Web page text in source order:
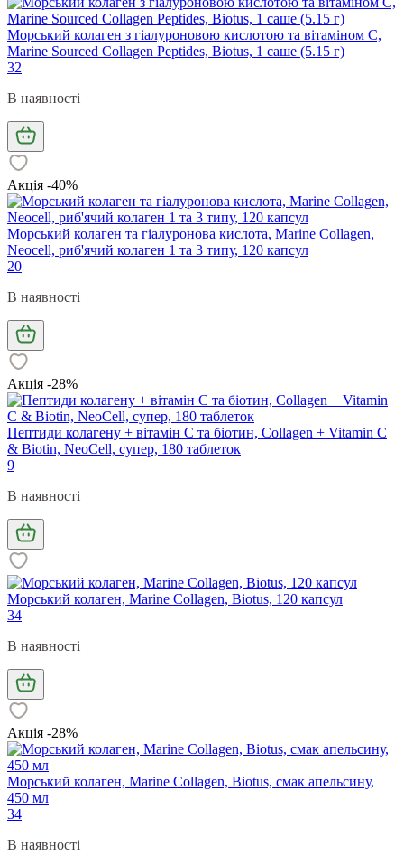
Морський колаген з гіалуроновою кислотою та вітаміном С,
Marine Sourced Collagen Peptidеs, Biotus, 1 саше (5.15 г)
32
В наявності
Акція -40%
Морський колаген та гіалуронова кислота, Marine Collagen,
Neocell, риб'ячий колаген 1 та 3 типу, 120 капсул
20
В наявності
Акція -28%
Пептиди колагену + вітамін С та біотин, Collagen + Vitamin C
& Biotin, NeoCell, супер, 180 таблеток
9
В наявності
Морський колаген, Marine Collagen, Biotus, 120 капсул
34
В наявності
Акція -28%
Морський колаген, Marine Collagen, Biotus, смак апельсину,
450 мл
34
В наявності